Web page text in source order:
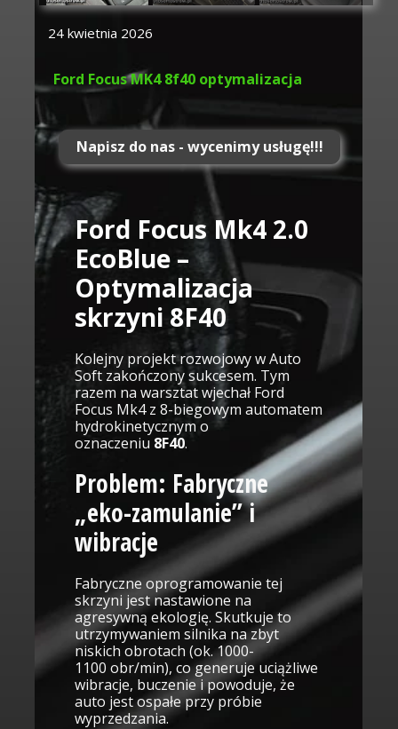
24 kwietnia 2026
Ford Focus Mk4 2.0
EcoBlue –
Optymalizacja
skrzyni 8F40
Kolejny projekt rozwojowy w Auto
Soft zakończony sukcesem. Tym
razem na warsztat wjechał Ford
Focus Mk4 z 8-biegowym automatem
hydrokinetycznym o
oznaczeniu 8F40.
Problem: Fabryczne
„eko-zamulanie” i
wibracje
Fabryczne oprogramowanie tej
skrzyni jest nastawione na
agresywną ekologię. Skutkuje to
utrzymywaniem silnika na zbyt
niskich obrotach (ok. 1000-
1100 obr/min), co generuje uciążliwe
wibracje, buczenie i powoduje, że
auto jest ospałe przy próbie
wyprzedzania.
Napisz do nas - wycenimy usługę!!!
Ford Focus MK4 8f40 optymalizacja